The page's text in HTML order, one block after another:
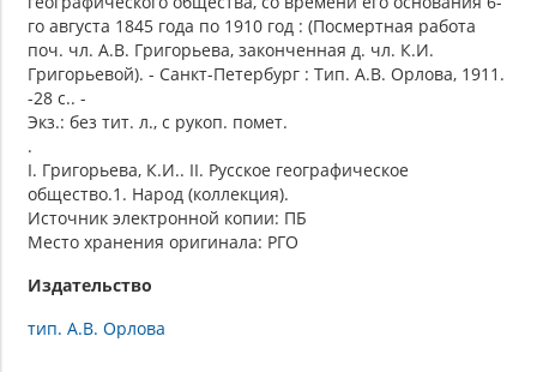
го августа 1845 года по 1910 год : (Посмертная работа
поч. чл. А.В. Григорьева, законченная д. чл. К.И.
Григорьевой). - Санкт-Петербург : Тип. А.В. Орлова, 1911.
-28 с.. -
Экз.: без тит. л., с рукоп. помет.
.
I. Григорьева, К.И.. II. Русское географическое
общество.1. Народ (коллекция).
Источник электронной копии: ПБ
Место хранения оригинала: РГО
Издательство
тип. А.В. Орлова